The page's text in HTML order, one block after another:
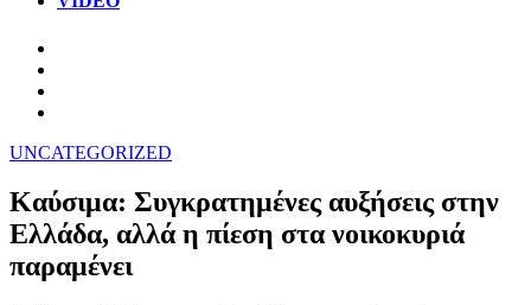
UNCATEGORIZED
Καύσιμα: Συγκρατημένες αυξήσεις στην
Ελλάδα, αλλά η πίεση στα νοικοκυριά
παραμένει